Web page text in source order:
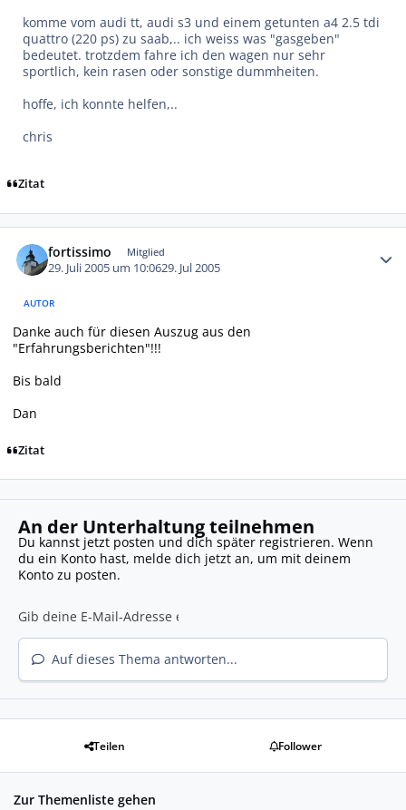
komme vom audi tt, audi s3 und einem getunten a4 2.5 tdi
quattro (220 ps) zu saab,.. ich weiss was "gasgeben"
bedeutet. trotzdem fahre ich den wagen nur sehr
sportlich, kein rasen oder sonstige dummheiten.
hoffe, ich konnte helfen,..
chris
Zitat
fortissimo Mitglied
29. Juli 2005 um 10:0629. Jul 2005
AUTOR
Danke auch für diesen Auszug aus den
"Erfahrungsberichten"!!!
Bis bald
Dan
Zitat
An der Unterhaltung teilnehmen
Du kannst jetzt posten und dich später registrieren. Wenn
du ein Konto hast, melde dich jetzt an, um mit deinem
Konto zu posten.
Auf dieses Thema antworten...
Teilen Follower
Zur Themenliste gehen